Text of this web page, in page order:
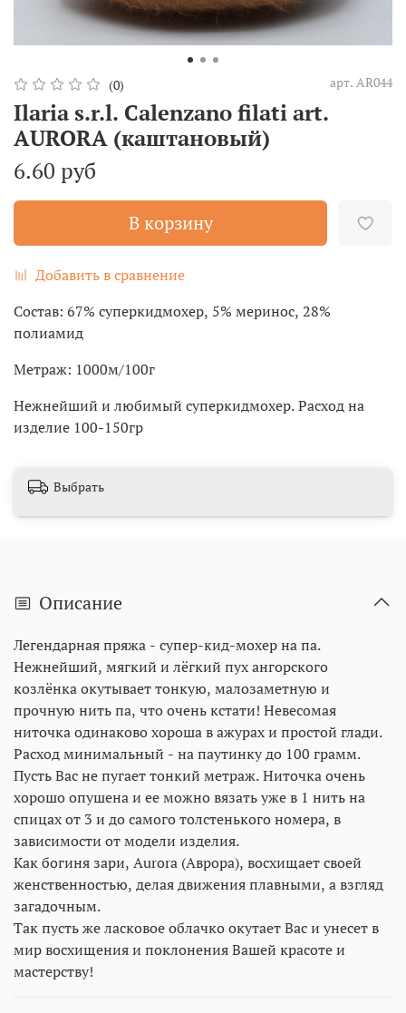
(0) арт. AR044
Ilaria s.r.l. Calenzano filati art.
AURORA (каштановый)
6.60 руб
В корзину
Добавить в сравнение
Состав: 67% суперкидмохер, 5% меринос, 28%
полиамид
Метраж: 1000м/100г
Нежнейший и любимый суперкидмохер. Расход на
изделие 100-150гр
Выбрать
Описание
Легендарная пряжа - супер-кид-мохер на па.
Нежнейший, мягкий и лёгкий пух ангорского
козлёнка окутывает тонкую, малозаметную и
прочную нить па, что очень кстати! Невесомая
ниточка одинаково хороша в ажурах и простой глади.
Расход минимальный - на паутинку до 100 грамм.
Пусть Вас не пугает тонкий метраж. Ниточка очень
хорошо опушена и ее можно вязать уже в 1 нить на
спицах от 3 и до самого толстенького номера, в
зависимости от модели изделия.
Как богиня зари, Aurora (Аврора), восхищает своей
женственностью, делая движения плавными, а взгляд
загадочным.
Так пусть же ласковое облачко окутает Вас и унесет в
мир восхищения и поклонения Вашей красоте и
мастерству!